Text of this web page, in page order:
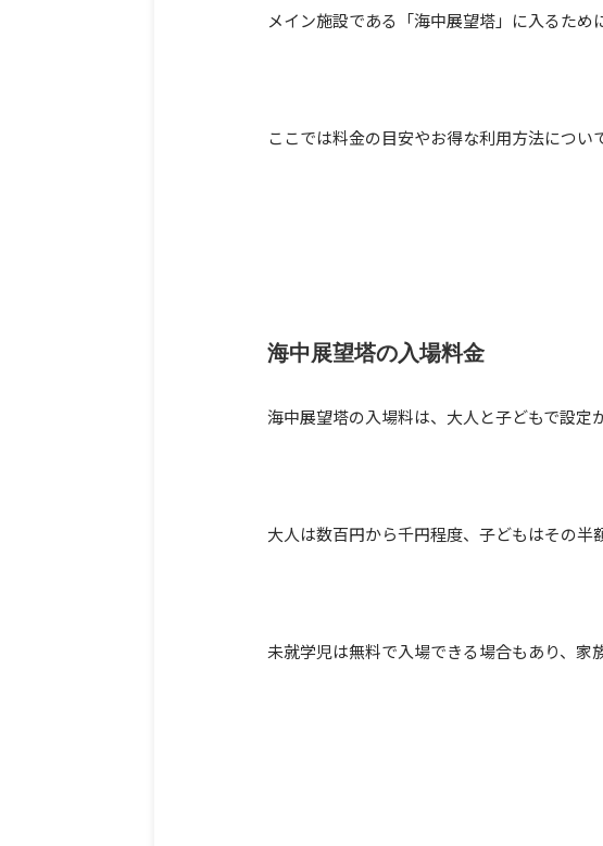
メイン施設である「海中展望塔」に入るため
ここでは料金の目安やお得な利用方法につい
海中展望塔の入場料金
海中展望塔の入場料は、大人と子どもで設定
大人は数百円から千円程度、子どもはその半
未就学児は無料で入場できる場合もあり、家